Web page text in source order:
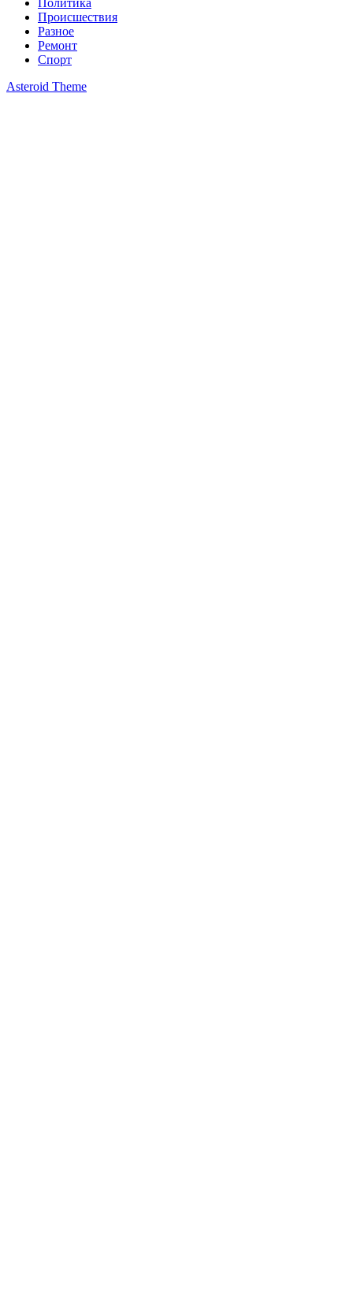
Политика
Происшествия
Разное
Ремонт
Спорт
Asteroid Theme